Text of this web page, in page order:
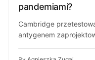
pandemiami?
Cambridge
antygenem
otwarte…